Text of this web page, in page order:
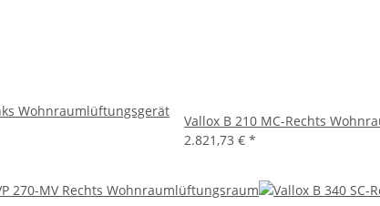
Wohnraumlüftungsgerät
Vallox B 210 MC-Rechts
2.821,73 € *